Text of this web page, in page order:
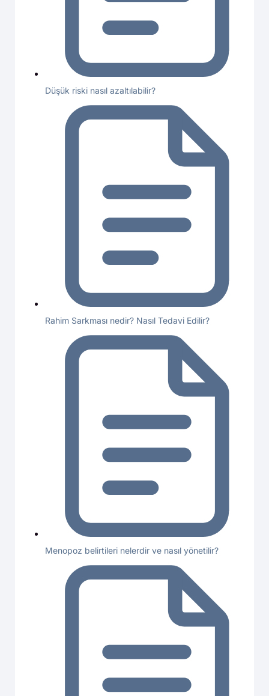
Düşük riski nasıl azaltılabilir?
Rahim Sarkması nedir? Nasıl Tedavi Edilir?
Menopoz belirtileri nelerdir ve nasıl yönetilir?